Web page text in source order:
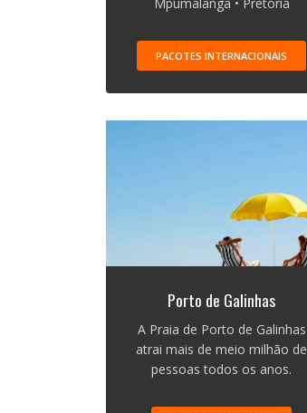
PACOTES INTERNACIONAIS
Porto de Galinhas
A Praia de Porto de Galinhas
atrai mais de meio milhão de
pessoas todos os anos.